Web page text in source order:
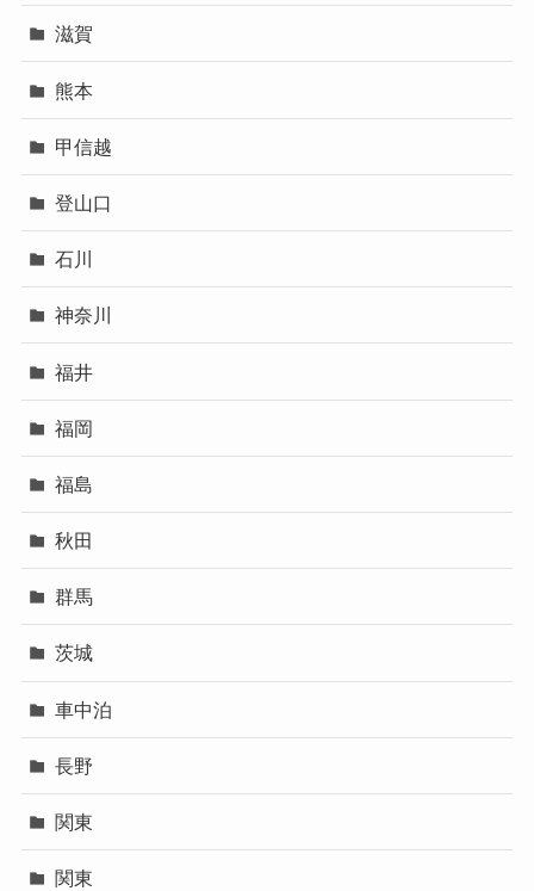
滋賀
熊本
甲信越
登山口
石川
神奈川
福井
福岡
福島
秋田
群馬
茨城
車中泊
長野
関東
関東